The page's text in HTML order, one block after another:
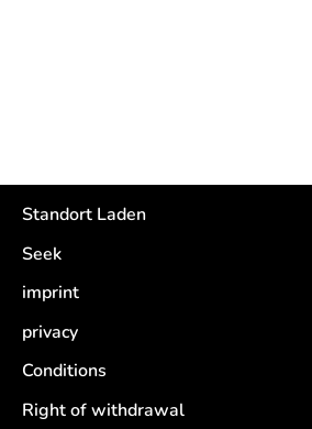
Standort Laden
Seek
imprint
privacy
Conditions
Right of withdrawal